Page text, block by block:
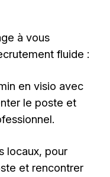
à vous
fluide :
en visio avec
le poste et
locaux, pour
et rencontrer